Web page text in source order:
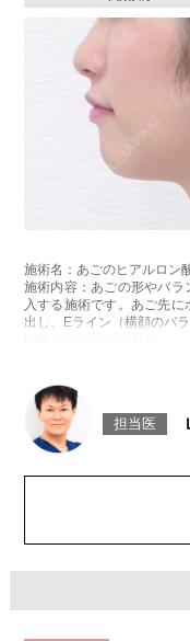
施術名：あごのヒアルロン
施術内容：あごの形やバ
入する施術です。あご先
出し、Eライン（横顔のバ
印象をシャープに見せた
リスク、副作用：施術後
生じることがありますが、
た、稀にアレルギー反応
結節が生じる可能性があ
費用：
レスチレンリフト※横浜院
ボリューマ 131,800円(税込)
担当医